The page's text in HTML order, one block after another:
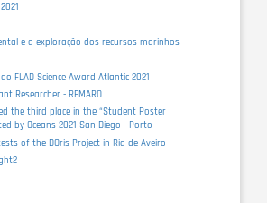
e a exploração dos recursos marinhos
FLAD Science Award Atlantic 2021
Researcher - REMARO
the third place in the “Student Poster
by Oceans 2021 San Diego - Porto
of the DOris Project in Ria de Aveiro